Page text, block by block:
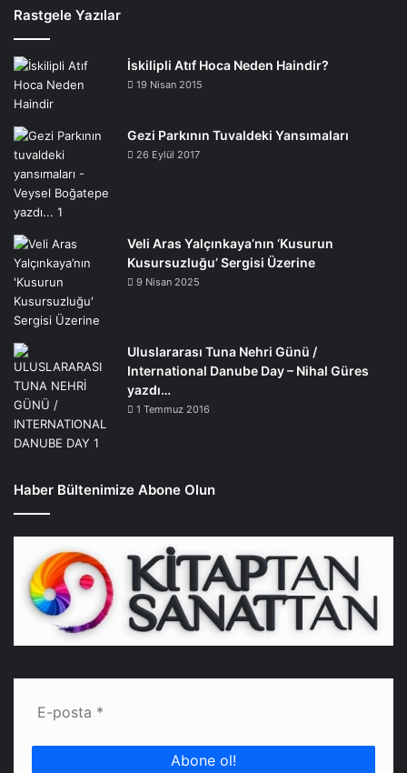
Rastgele Yazılar
İskilipli Atıf Hoca Neden Haindir?
19 Nisan 2015
Gezi Parkının Tuvaldeki Yansımaları
26 Eylül 2017
Veli Aras Yalçınkaya’nın ‘Kusurun
Kusursuzluğu’ Sergisi Üzerine
9 Nisan 2025
Uluslararası Tuna Nehri Günü /
International Danube Day – Nihal Güres
yazdı…
1 Temmuz 2016
Haber Bültenimize Abone Olun